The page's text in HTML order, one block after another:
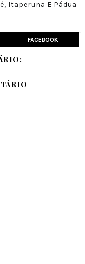
Itaperuna E Pádua
FACEBOOK